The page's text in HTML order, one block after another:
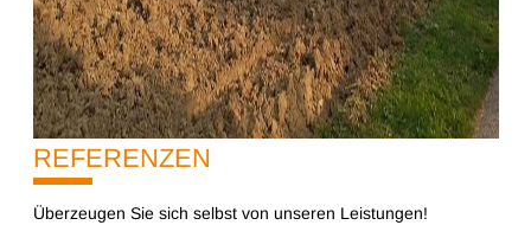
REFERENZEN
Überzeugen Sie sich selbst von unseren Leistungen!